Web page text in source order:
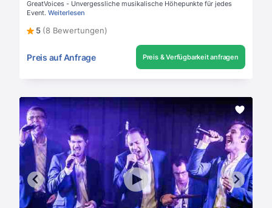
GreatVoices - Unvergessliche musikalische Höhepunkte für jedes
Event. Weiterlesen
5 (8 Bewertungen)
Preis auf Anfrage Preis & Verfügbarkeit anfragen